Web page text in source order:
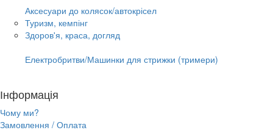
Аксесуари до колясок/автокрісел
Туризм, кемпінг
Здоров'я, краса, догляд
Електробритви/Машинки для стрижки (тримери)
Інформація
Чому ми?
Замовлення / Оплата